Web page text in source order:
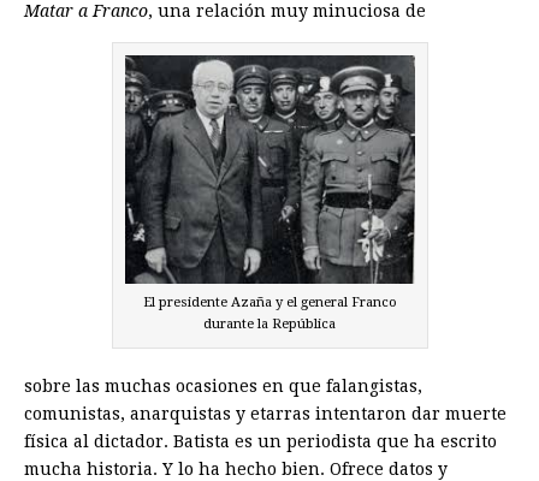
Matar a Franco, una relación muy minuciosa de
El presidente Azaña y el general Franco
durante la República
sobre las muchas ocasiones en que falangistas,
comunistas, anarquistas y etarras intentaron dar muerte
física al dictador. Batista es un periodista que ha escrito
mucha historia. Y lo ha hecho bien. Ofrece datos y